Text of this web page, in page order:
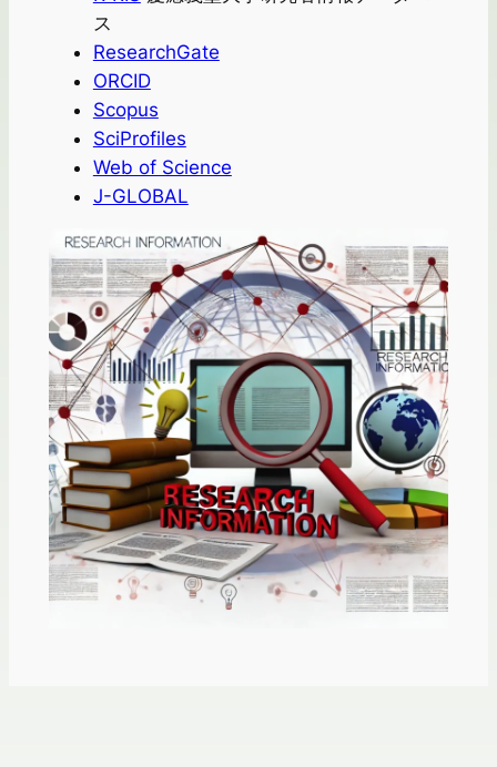
ス
ResearchGate
ORCID
Scopus
SciProfiles
Web of Science
J-GLOBAL